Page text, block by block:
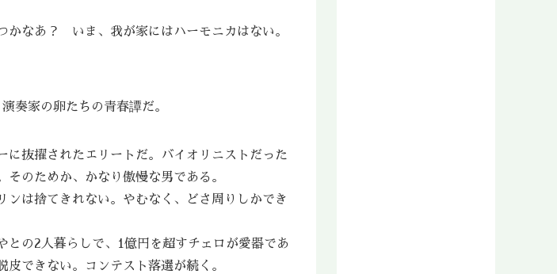
かなあ？ いま、我が家にはハーモニカはない。
奏家の卵たちの青春譚だ。
抜擢されたエリートだ。バイオリニストだった
のためか、かなり傲慢な男である。
は捨てきれない。やむなく、どさ周りしかでき
の2人暮らしで、1億円を超すチェロが愛器であ
できない。コンテスト落選が続く。